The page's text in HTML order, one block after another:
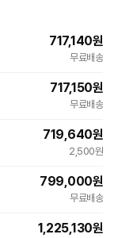
717,140원
무료배송
717,150원
무료배송
719,640원
2,500원
799,000원
무료배송
1,225,130원